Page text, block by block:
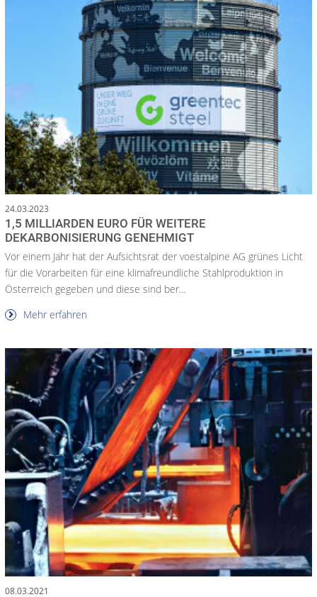
24.03.2023
1,5 MILLIARDEN EURO FÜR WEITERE
DEKARBONISIERUNG GENEHMIGT
Vor einem Jahr hat der Aufsichtsrat der voestalpine AG grünes Licht
für die Vorarbeiten für eine klimafreundliche Stahlproduktion in
Österreich gegeben und diese sind ber...
Mehr erfahren
08.03.2021